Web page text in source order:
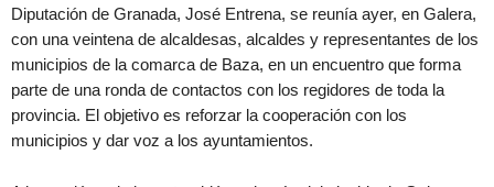
Diputación de Granada, José Entrena, se reunía ayer, en Galera,
con una veintena de alcaldesas, alcaldes y representantes de los
municipios de la comarca de Baza, en un encuentro que forma
parte de una ronda de contactos con los regidores de toda la
provincia. El objetivo es reforzar la cooperación con los
municipios y dar voz a los ayuntamientos.